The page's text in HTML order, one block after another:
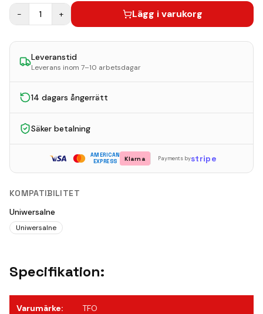
− 1 + Lägg i varukorg
Leveranstid
Leverans inom 7–10 arbetsdagar
14 dagars ångerrätt
Säker betalning
AMERICAN
EXPRESS
Klarna Payments bystripe
KOMPATIBILITET
Uniwersalne
Uniwersalne
Specifikation:
Varumärke: TFO